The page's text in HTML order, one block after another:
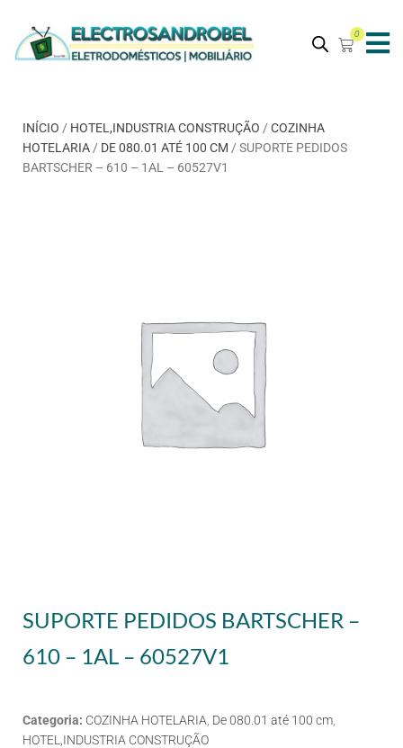
0
INÍCIO / HOTEL,INDUSTRIA CONSTRUÇÃO / COZINHA
HOTELARIA / DE 080.01 ATÉ 100 CM / SUPORTE PEDIDOS
BARTSCHER – 610 – 1AL – 60527V1
SUPORTE PEDIDOS BARTSCHER –
610 – 1AL – 60527V1
Categoria: COZINHA HOTELARIA De 080.01 até 100 cm
HOTEL,INDUSTRIA CONSTRUÇÃO